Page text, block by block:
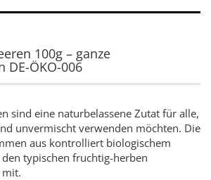
100g – ganze
DE-ÖKO-006
sind eine naturbelassene Zutat für alle,
unvermischt verwenden möchten. Die
aus kontrolliert biologischem
typischen fruchtig-herben
mit.